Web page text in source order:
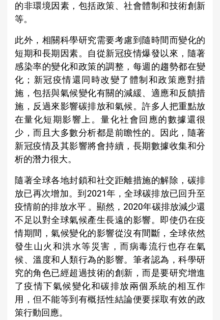
的非環境因素，包括政策、社會體制和技術創新
等。
此外，相關科學研究需要考慮到隨時間而變化的
短期和長期因素。自從新冠疫情爆發以來，隨著
感染率的變化和政策的調整，每週的趨勢都在變
化；新冠疫情還同時改變了體制和政策應對措
施，包括與氣候變化有關的減緩、適應和反饋措
施，反過來影響碳排放和氣候。許多人把重點放
在量化短期影響上。量化社會回應的數據還很
少，而且大多數分析都是前瞻性的。因此，隨著
新冠疫情及其影響將會持續，長期數據收集和分
析的潛力很大。
隨著全球各地封鎖和社交距離措施的解除，碳排
放已再次增加。到2021年，全球碳排放已回升至
疫情前的排放水平 。顯然，2020年碳排放減少還
不足以對全球氣候產生長遠的影響。即使仍在疫
情期間，氣候變化的影響從沒有間斷，全球依然
發生山火和洪水等災害，而病毒流行也存在氣
候、溫度和人類行為的影響。筆者認為，科學研
究的角色已經超過技術的創新，而是要研究增進
了疫情下氣候變化和碳排放兩個系統的相互作
用，但不能等到有概括性結論便要採取有效的政
策行動回應。